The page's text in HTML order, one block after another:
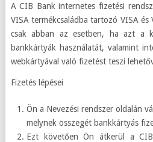
A CIB Bank internetes fizetési
VISA termékcsaládba tartozó VISA és
csak abban az esetben, ha azt a
bankkártyák használatát, valamint
webkártyával való fizetést teszi
Fizetés lépései
Ön a Nevezési rendszer oldalán
melynek összegét bankkártyás
Ezt követően Ön átkerül a